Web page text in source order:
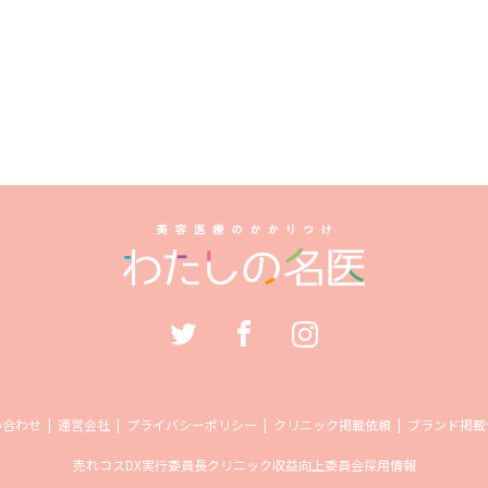
わせ 運営会社 プライバシーポリシー クリニック掲載依頼 ブランド掲
売れコスDX実行委員長クリニック収益向上委員会採用情報